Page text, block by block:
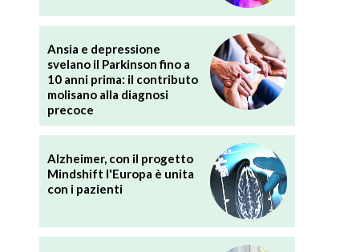
Ansia e depressione
svelano il Parkinson fino a
10 anni prima: il contributo
molisano alla diagnosi
precoce
Alzheimer, con il progetto
Mindshift l'Europa è unita
con i pazienti